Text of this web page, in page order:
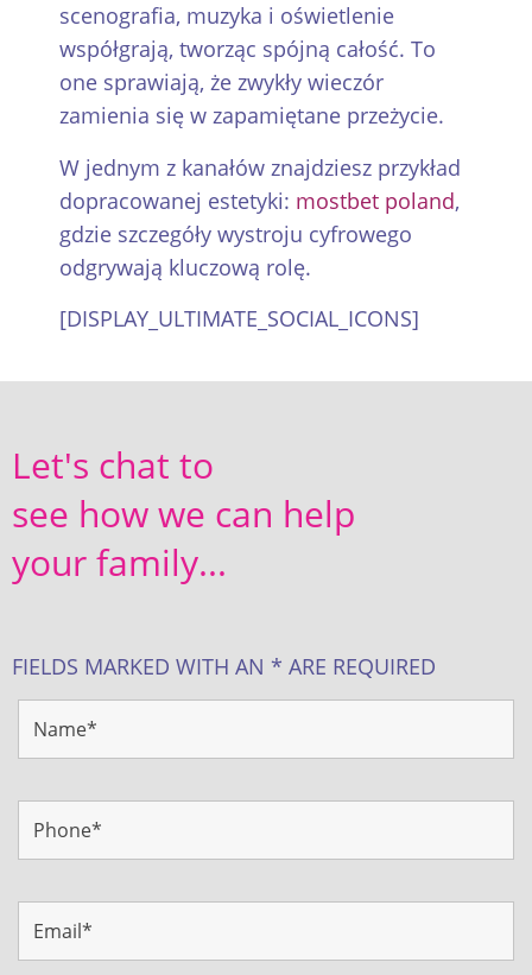
scenografia, muzyka i oświetlenie
współgrają, tworząc spójną całość. To
one sprawiają, że zwykły wieczór
zamienia się w zapamiętane przeżycie.
W jednym z kanałów znajdziesz przykład
dopracowanej estetyki: mostbet poland,
gdzie szczegóły wystroju cyfrowego
odgrywają kluczową rolę.
[DISPLAY_ULTIMATE_SOCIAL_ICONS]
Let's chat to
see how we can help
your family...
FIELDS MARKED WITH AN * ARE REQUIRED